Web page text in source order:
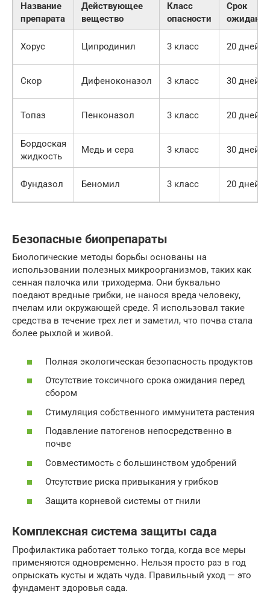
Название
препарата
Действующее
вещество
Класс
опасности
Срок
ожидания
Хорус Ципродинил 3 класс 20 дней
Скор Дифеноконазол 3 класс 30 дней
Топаз Пенконазол 3 класс 20 дней
Бордоская
жидкость
Медь и сера 3 класс 30 дней
Фундазол Беномил 3 класс 20 дней
Безопасные биопрепараты
Биологические методы борьбы основаны на
использовании полезных микроорганизмов, таких как
сенная палочка или триходерма. Они буквально
поедают вредные грибки, не нанося вреда человеку,
пчелам или окружающей среде. Я использовал такие
средства в течение трех лет и заметил, что почва стала
более рыхлой и живой.
Полная экологическая безопасность продуктов
Отсутствие токсичного срока ожидания перед
сбором
Стимуляция собственного иммунитета растения
Подавление патогенов непосредственно в
почве
Совместимость с большинством удобрений
Отсутствие риска привыкания у грибков
Защита корневой системы от гнили
Комплексная система защиты сада
Профилактика работает только тогда, когда все меры
применяются одновременно. Нельзя просто раз в год
опрыскать кусты и ждать чуда. Правильный уход — это
фундамент здоровья сада.